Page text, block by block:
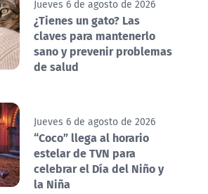
Jueves 6 de agosto de 2026
¿Tienes un gato? Las
claves para mantenerlo
sano y prevenir problemas
de salud
Jueves 6 de agosto de 2026
“Coco” llega al horario
estelar de TVN para
celebrar el Día del Niño y
la Niña